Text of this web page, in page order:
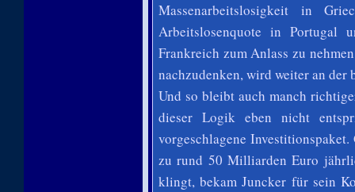
Massenarbeitslosigkeit in
Arbeitslosenquote in Portugal
Frankreich zum Anlass zu
nachzudenken, wird weiter an
Und so bleibt auch manch
dieser Logik eben nicht
vorgeschlagene
zu rund 50 Milliarden Euro
klingt, bekam Juncker für sein